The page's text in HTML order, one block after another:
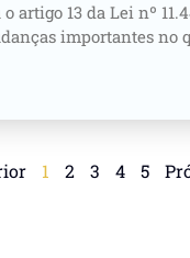
artigo 13 da Lei nº
importantes no
1 2 3 4 5